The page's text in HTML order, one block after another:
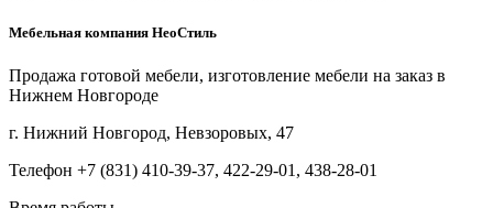
Мебельная компания НеоСтиль
Продажа готовой мебели, изготовление мебели на заказ в
Нижнем Новгороде
г. Нижний Новгород, Невзоровых, 47
Телефон +7 (831) 410-39-37, 422-29-01, 438-28-01